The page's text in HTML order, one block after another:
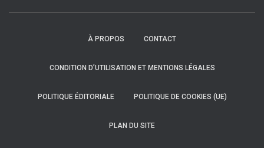
À PROPOS CONTACT
CONDITION D’UTILISATION ET MENTIONS LÉGALES
POLITIQUE ÉDITORIALE POLITIQUE DE COOKIES (UE)
PLAN DU SITE